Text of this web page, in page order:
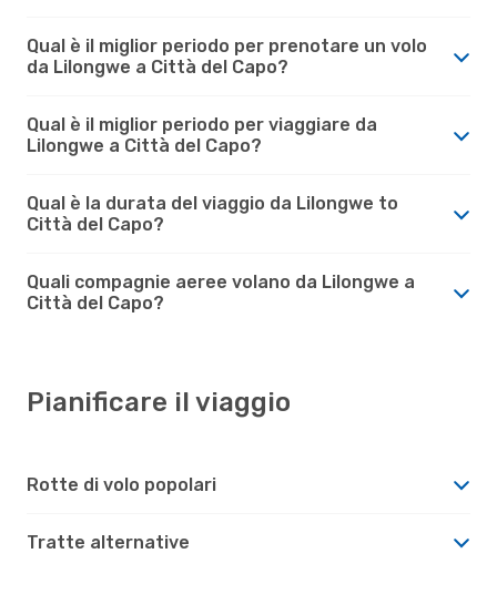
Qual è il miglior periodo per prenotare un volo
da Lilongwe a Città del Capo?
Qual è il miglior periodo per viaggiare da
Lilongwe a Città del Capo?
Qual è la durata del viaggio da Lilongwe to
Città del Capo?
Quali compagnie aeree volano da Lilongwe a
Città del Capo?
Pianificare il viaggio
Rotte di volo popolari
Tratte alternative